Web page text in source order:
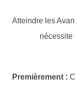
Atteindre les
nécessite
Premièrement :